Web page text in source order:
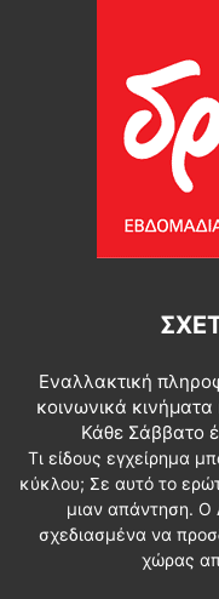
Εναλλακτική
κοινωνικά κινήματα
Κάθε Σάββατο
Τι είδους εγχείρημα
κύκλου; Σε αυτό το
μιαν απάντηση. Ο
σχεδιασμένα να
χώρας